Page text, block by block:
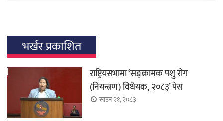
भर्खर प्रकाशित
राष्ट्रियसभामा ‘सङ्क्रामक पशु रोग
(नियन्त्रण) विधेयक, २०८३’ पेस
साउन २१, २०८३